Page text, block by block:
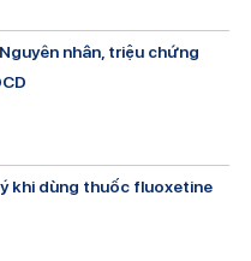
nhân, triệu chứng
khi dùng thuốc fluoxetine